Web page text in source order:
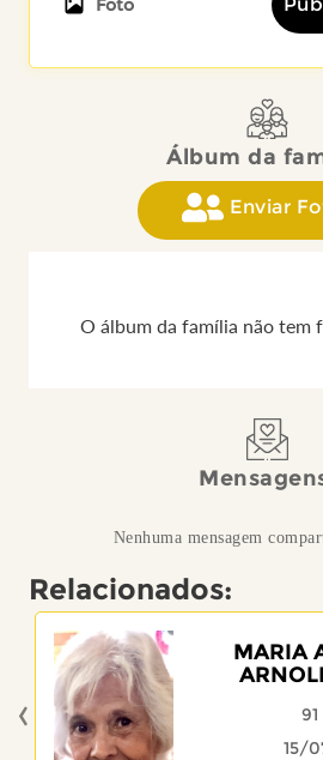
Álbum da
Enviar
O álbum da família não tem
Nenhuma mensagem
Relacionados:
MARIA
15/
‹